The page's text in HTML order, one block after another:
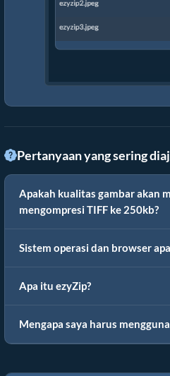
Pertanyaan yang sering
Apakah kualitas gambar akan
mengompresi TIFF ke 250kb?
Sistem operasi dan browser
Apa itu ezyZip?
Mengapa saya harus